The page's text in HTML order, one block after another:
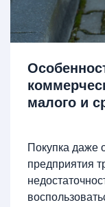
малого и
Покупка даже
предприятия